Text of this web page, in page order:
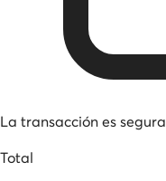
La transacción es segura
Total